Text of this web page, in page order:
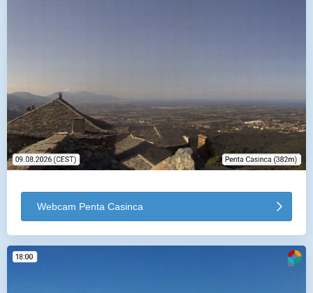
Webcam Penta Casinca